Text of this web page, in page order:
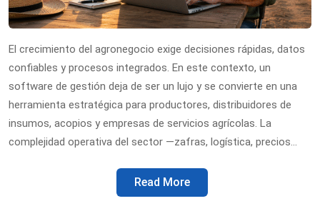
El crecimiento del agronegocio exige decisiones rápidas, datos
confiables y procesos integrados. En este contexto, un
software de gestión deja de ser un lujo y se convierte en una
herramienta estratégica para productores, distribuidores de
insumos, acopios y empresas de servicios agrícolas. La
complejidad operativa del sector —zafras, logística, precios…
Read More